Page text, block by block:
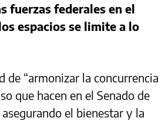
fuerzas federales en el
espacios se limite a lo
de “armonizar la concurrencia
que hacen en el Senado de
el bienestar y la